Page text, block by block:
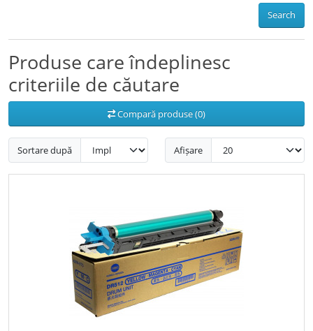
Search
Produse care îndeplinesc
criteriile de căutare
Compară produse (0)
Sortare după Afișare